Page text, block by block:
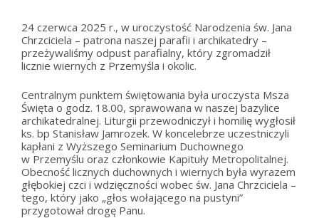
24 czerwca 2025 r., w uroczystość Narodzenia św. Jana
Chrzciciela – patrona naszej parafii i archikatedry –
przeżywaliśmy odpust parafialny, który zgromadził
licznie wiernych z Przemyśla i okolic.
Centralnym punktem świętowania była uroczysta Msza
Święta o godz. 18.00, sprawowana w naszej bazylice
archikatedralnej. Liturgii przewodniczył i homilię wygłosił
ks. bp Stanisław Jamrozek. W koncelebrze uczestniczyli
kapłani z Wyższego Seminarium Duchownego
w Przemyślu oraz członkowie Kapituły Metropolitalnej.
Obecność licznych duchownych i wiernych była wyrazem
głębokiej czci i wdzięczności wobec św. Jana Chrzciciela –
tego, który jako „głos wołającego na pustyni”
przygotował drogę Panu.